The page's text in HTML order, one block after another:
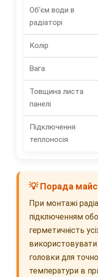
Об'єм води в
радіаторі
Колір
Вага
Товщина листа
панелі
Підключення
теплоносія
💡 Порада
При монтажі
підключенням
герметичність
використовувати
головки для
температури в